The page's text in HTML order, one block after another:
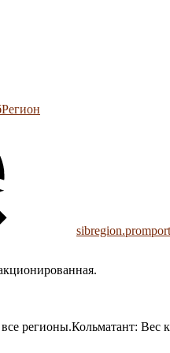
регионы.Кольматант: Вес